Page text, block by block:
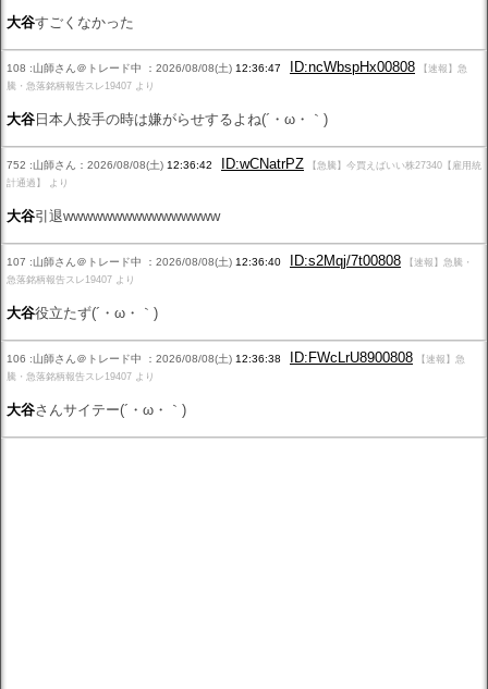
大谷すごくなかった
108 :山師さん＠トレード中 ：2026/08/08(土) 12:36:47 ID:ncWbspHx00808
【速報】急
騰・急落銘柄報告スレ19407 より
大谷 日本人投手の時は嫌がらせするよね(´・ω・｀)
752 :山師さん：2026/08/08(土) 12:36:42 ID:wCNatrPZ
【急騰】今買えばいい株27340【雇用統
計通過】 より
大谷引退wwwwwwwwwwwwwwww
107 :山師さん＠トレード中 ：2026/08/08(土) 12:36:40 ID:s2Mqj/7t00808
【速報】急騰・
急落銘柄報告スレ19407 より
大谷役立たず(´・ω・｀)
106 :山師さん＠トレード中 ：2026/08/08(土) 12:36:38 ID:FWcLrU8900808
【速報】急
騰・急落銘柄報告スレ19407 より
大谷さんサイテー(´・ω・｀)